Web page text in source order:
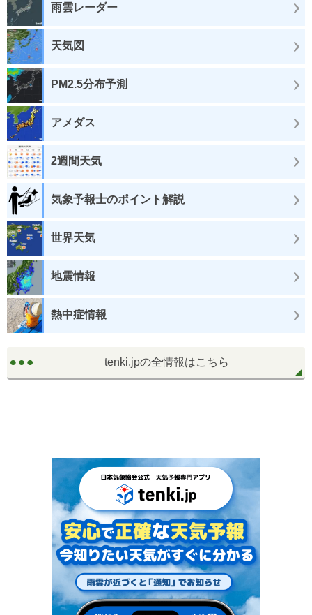
雨雲レーダー
天気図
PM2.5分布予測
アメダス
2週間天気
気象予報士のポイント解説
世界天気
地震情報
熱中症情報
tenki.jpの全情報はこちら